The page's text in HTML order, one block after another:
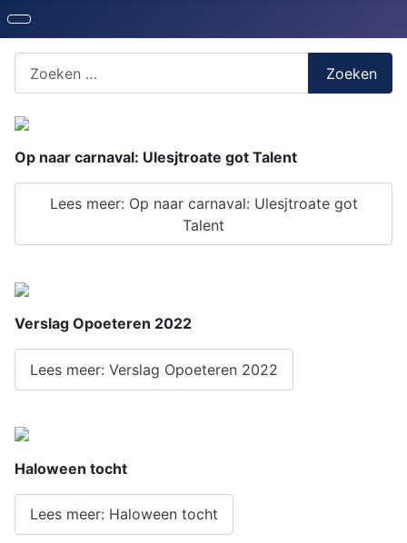
Zoeken
Op naar carnaval: Ulesjtroate got Talent
Lees meer: Op naar carnaval: Ulesjtroate got
Talent
Verslag Opoeteren 2022
Lees meer: Verslag Opoeteren 2022
Haloween tocht
Lees meer: Haloween tocht